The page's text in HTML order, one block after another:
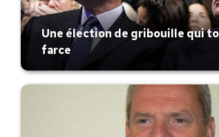
Une élection de gribouille qui
farce